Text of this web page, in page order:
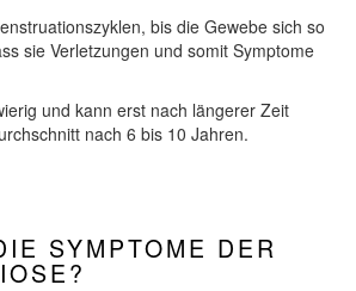
bis die Gewebe sich so
sie Verletzungen und somit Symptome
und kann erst nach längerer Zeit
nach 6 bis 10 Jahren.
SYMPTOME DER